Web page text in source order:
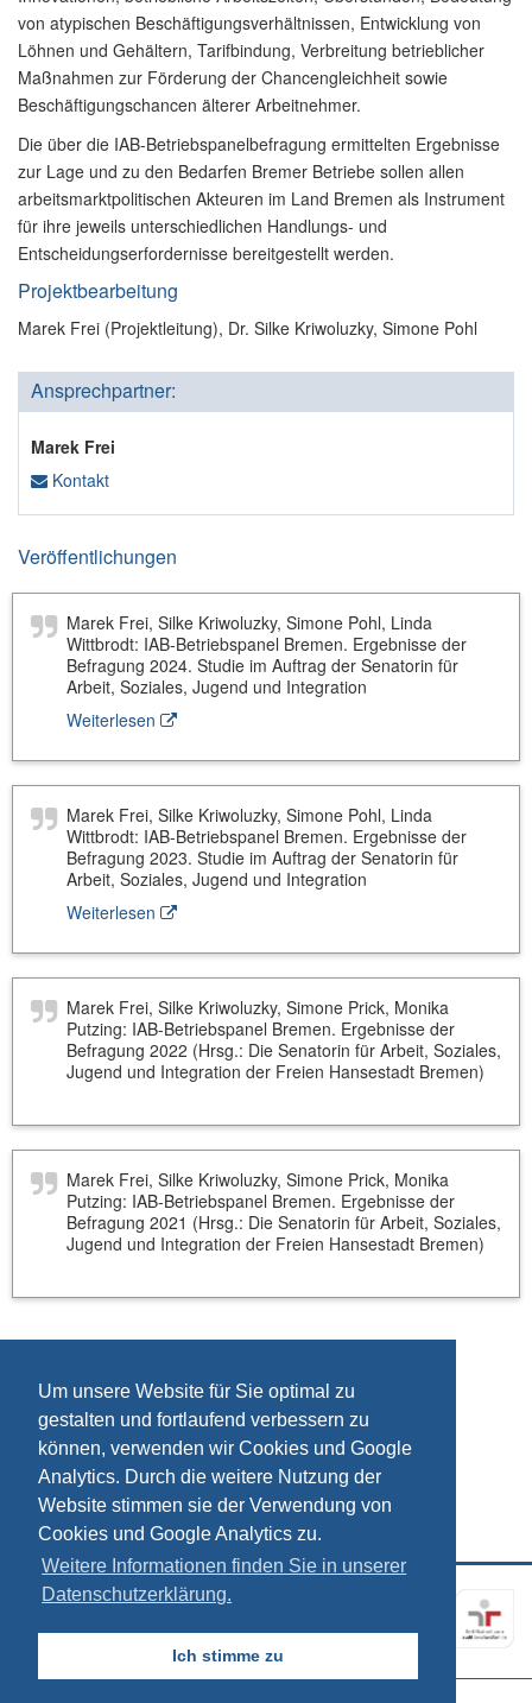
Um unsere Website für Sie optimal zu
gestalten und fortlaufend verbessern zu
können, verwenden wir Cookies und Google
Analytics. Durch die weitere Nutzung der
Website stimmen sie der Verwendung von
Cookies und Google Analytics zu.
Weitere Informationen finden Sie in unserer
Datenschutzerklärung.
Ich stimme zu
von atypischen Beschäftigungsverhältnissen, Entwicklung von
Löhnen und Gehältern, Tarifbindung, Verbreitung betrieblicher
Maßnahmen zur Förderung der Chancengleichheit sowie
Beschäftigungschancen älterer Arbeitnehmer.
Die über die IAB-Betriebspanelbefragung ermittelten Ergebnisse
zur Lage und zu den Bedarfen Bremer Betriebe sollen allen
arbeitsmarktpolitischen Akteuren im Land Bremen als Instrument
für ihre jeweils unterschiedlichen Handlungs- und
Entscheidungserfordernisse bereitgestellt werden.
Projektbearbeitung
Marek Frei (Projektleitung), Dr. Silke Kriwoluzky, Simone Pohl
Ansprechpartner:
Marek Frei
Kontakt
Veröffentlichungen
Marek Frei, Silke Kriwoluzky, Simone Pohl, Linda
Wittbrodt: IAB-Betriebspanel Bremen. Ergebnisse der
Befragung 2024. Studie im Auftrag der Senatorin für
Arbeit, Soziales, Jugend und Integration
Weiterlesen
Marek Frei, Silke Kriwoluzky, Simone Pohl, Linda
Wittbrodt: IAB-Betriebspanel Bremen. Ergebnisse der
Befragung 2023. Studie im Auftrag der Senatorin für
Arbeit, Soziales, Jugend und Integration
Weiterlesen
Marek Frei, Silke Kriwoluzky, Simone Prick, Monika
Putzing: IAB-Betriebspanel Bremen. Ergebnisse der
Befragung 2022 (Hrsg.: Die Senatorin für Arbeit, Soziales,
Jugend und Integration der Freien Hansestadt Bremen)
Marek Frei, Silke Kriwoluzky, Simone Prick, Monika
Putzing: IAB-Betriebspanel Bremen. Ergebnisse der
Befragung 2021 (Hrsg.: Die Senatorin für Arbeit, Soziales,
Jugend und Integration der Freien Hansestadt Bremen)
Datenschutz